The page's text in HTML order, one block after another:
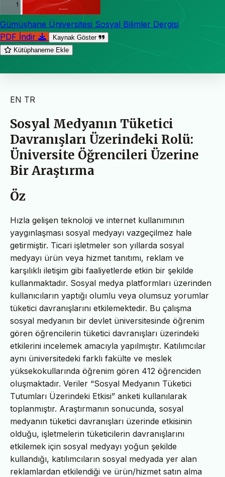
Gümüşhane Üniversitesi Sosyal Bilimler Dergisi
PDF İndir
Kaynak Göster
Kütüphaneme Ekle
EN TR
Sosyal Medyanın Tüketici
Davranışları Üzerindeki Rolü:
Üniversite Öğrencileri Üzerine
Bir Araştırma
Öz
Hızla gelişen teknoloji ve internet kullanımının
yaygınlaşması sosyal medyayı vazgeçilmez hale
getirmiştir. Ticari işletmeler son yıllarda sosyal
medyayı ürün veya hizmet tanıtımı, reklam ve
karşılıklı iletişim gibi faaliyetlerde etkin bir şekilde
kullanmaktadır. Sosyal medya platformları üzerinden
kullanıcıların yaptığı olumlu veya olumsuz yorumlar
tüketici davranışlarını etkilemektedir. Bu çalışma
sosyal medyanın bir devlet üniversitesinde öğrenim
gören öğrencilerin tüketici davranışları üzerindeki
etkilerini incelemek amacıyla yapılmıştır. Katılımcılar
aynı üniversitedeki farklı fakülte ve meslek
yüksekokullarında öğrenim gören 412 öğrenciden
oluşmaktadır. Veriler “Sosyal Medyanın Tüketici
Tutumları Üzerindeki Etkisi” anketi kullanılarak
toplanmıştır. Araştırmanın sonucunda, sosyal
medyanın tüketici davranışları üzerinde etkisinin
olduğu, işletmelerin tüketicilerin davranışlarını
etkilemek için sosyal medyayı yoğun şekilde
kullandığı, katılımcıların sosyal medyada yer alan
reklamlardan etkilendiği ve ürün/hizmet satın alma